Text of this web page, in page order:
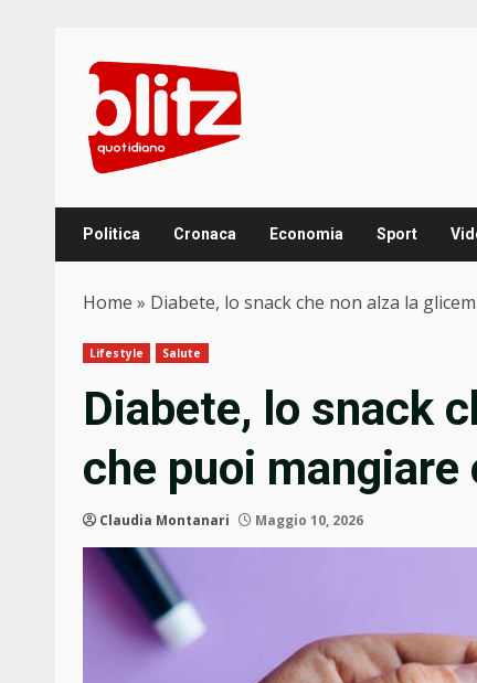
content
Politica Cronaca Economia Sport
Home » Diabete, lo snack che non alza la
Lifestyle Salute
Diabete, lo snack
che puoi mangiare
Claudia Montanari Maggio 10, 2026